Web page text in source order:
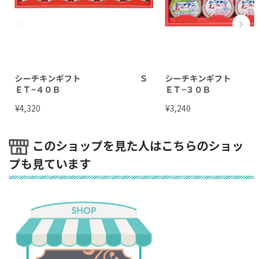
シーチキンギフト Ｓ
ＥＴ−４０Ｂ
¥4,320
シーチキンギ
ＥＴ−３０Ｂ
¥3,240
このショップを見た人はこちらのショッ
プも見ています